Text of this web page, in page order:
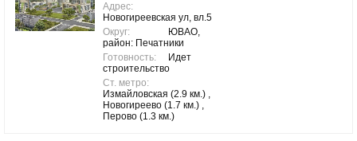
Адрес:
Новогиреевская ул, вл.5
Округ:
ЮВАО,
район: Печатники
Готовность:
Идет
строительство
Ст. метро:
Измайловская (2.9 км.) ,
Новогиреево (1.7 км.) ,
Перово (1.3 км.)